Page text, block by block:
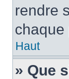
rendre
chaque
Haut
» Que